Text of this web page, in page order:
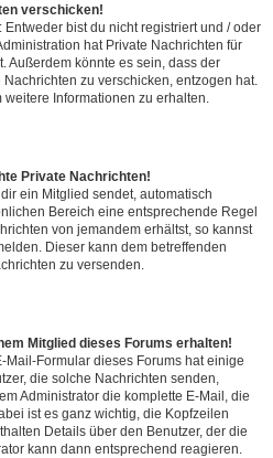
verschicken!
bist du nicht registriert und / oder
hat Private Nachrichten für
Außerdem könnte es sein, dass der
zu verschicken, entzogen hat.
Informationen zu erhalten.
Private Nachrichten!
ein Mitglied sendet, automatisch
Bereich eine entsprechende Regel
von jemandem erhältst, so kannst
Dieser kann dem betreffenden
zu versenden.
Mitglied dieses Forums erhalten!
Mail-Formular dieses Forums hat einige
die solche Nachrichten senden,
Administrator die komplette E-Mail, die
ist es ganz wichtig, die Kopfzeilen
Details über den Benutzer, der die
kann dann entsprechend reagieren.